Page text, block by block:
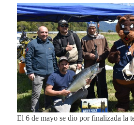
El 6 de mayo se dio por finalizada la